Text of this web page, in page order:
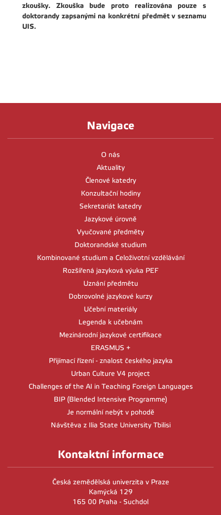
zkoušky. Zkouška bude proto realizována pouze s
doktorandy zapsanými na konkrétní předmět v seznamu
UIS.
Navigace
O nás
Aktuality
Členové katedry
Konzultační hodiny
Sekretariát katedry
Jazykové úrovně
Vyučované předměty
Doktorandské studium
Kombinované studium a Celoživotní vzdělávání
Rozšířená jazyková výuka PEF
Uznání předmětu
Dobrovolné jazykové kurzy
Učební materiály
Legenda k učebnám
Mezinárodní jazykové certifikace
ERASMUS +
Přijímací řízení - znalost českého jazyka
Urban Culture V4 project
Challenges of the AI in Teaching Foreign Languages
BIP (Blended Intensive Programme)
Je normální nebýt v pohodě
Návštěva z Ilia State University Tbilisi
Kontaktní informace
Česká zemědělská univerzita v Praze
Kamýcká 129
165 00 Praha - Suchdol